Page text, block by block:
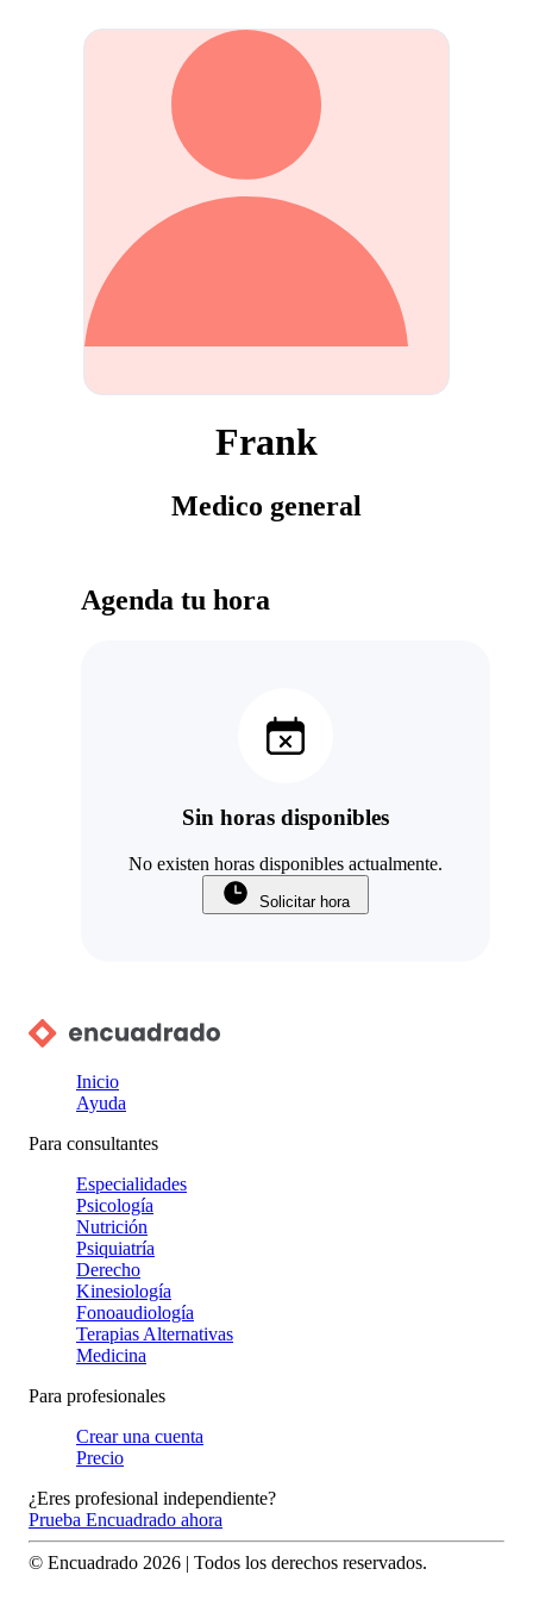
Frank
Medico general
Agenda tu hora
Sin horas disponibles
No existen horas disponibles actualmente.
Solicitar hora
Inicio
Ayuda
Para consultantes
Especialidades
Psicología
Nutrición
Psiquiatría
Derecho
Kinesiología
Fonoaudiología
Terapias Alternativas
Medicina
Para profesionales
Crear una cuenta
Precio
¿Eres profesional independiente?
Prueba Encuadrado ahora
© Encuadrado 2026 | Todos los derechos reservados.